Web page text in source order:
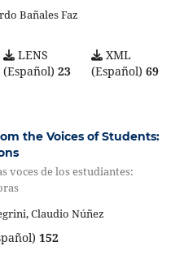
Bañales Faz
LENS
(Español) 23
XML
(Español) 69
the Voices of Students:
voces de los estudiantes:
Claudio Núñez
152